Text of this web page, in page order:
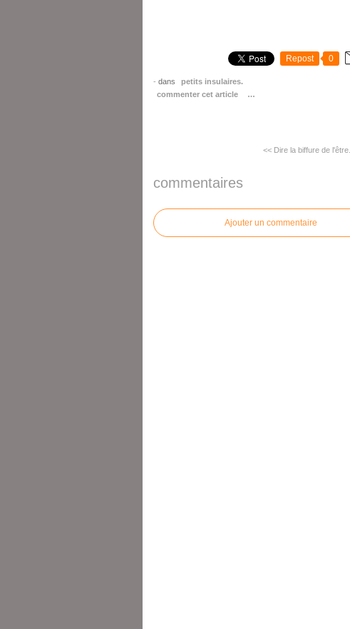
Repost 0
- dans
petits insulaires.
commenter cet article
…
<< Dire la biffure de l'être.
commentaires
Ajouter un commentaire